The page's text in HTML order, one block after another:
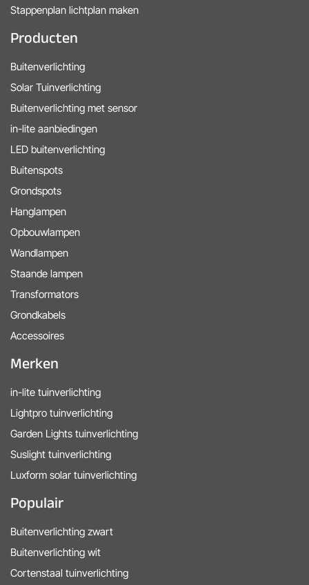
Stappenplan lichtplan maken
Producten
Buitenverlichting
Solar Tuinverlichting
Buitenverlichting met sensor
in-lite aanbiedingen
LED buitenverlichting
Buitenspots
Grondspots
Hanglampen
Opbouwlampen
Wandlampen
Staande lampen
Transformators
Grondkabels
Accessoires
Merken
in-lite tuinverlichting
Lightpro tuinverlichting
Garden Lights tuinverlichting
Suslight tuinverlichting
Luxform solar tuinverlichting
Populair
Buitenverlichting zwart
Buitenverlichting wit
Cortenstaal tuinverlichting